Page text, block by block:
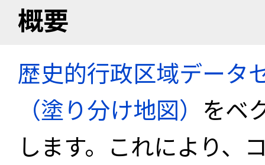
概要
歴史的行政区域データ
（塗り分け地図） をベ
します。これにより、